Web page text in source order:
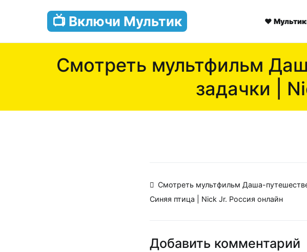
содержимому
📺 Включи Мультик ♥️
Смотреть мультфильм
задачки |
Навигация
по
Смотреть мультфильм Даша-
Синяя птица | Nick Jr. Россия онлайн
Добавить комментарий